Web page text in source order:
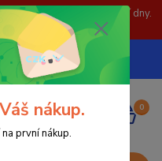
odešleme následující dny.
CZK
0
0,00 Kč
nákup.
první nákup.